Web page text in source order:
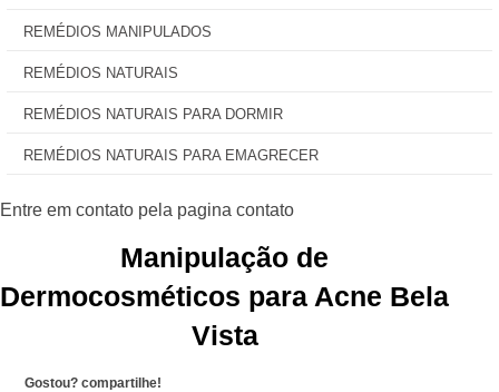
REMÉDIOS MANIPULADOS
REMÉDIOS NATURAIS
REMÉDIOS NATURAIS PARA DORMIR
REMÉDIOS NATURAIS PARA EMAGRECER
Manipulação de
Dermocosméticos para Acne Bela
Vista
Gostou? compartilhe!